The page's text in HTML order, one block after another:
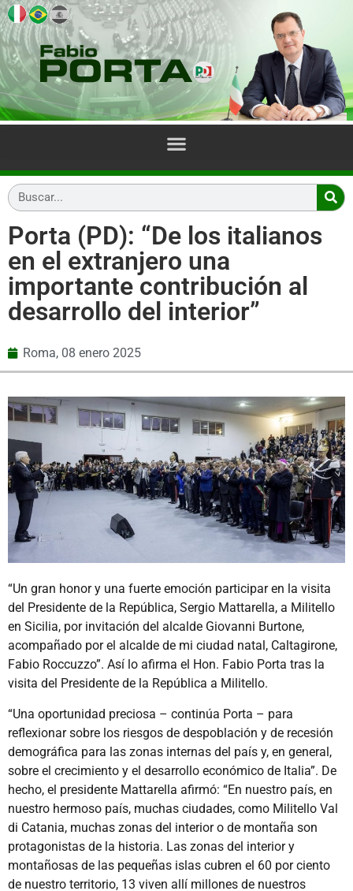
Porta (PD): “De los italianos
en el extranjero una
importante contribución al
desarrollo del interior”
Roma, 08 enero 2025
“Un gran honor y una fuerte emoción participar en la visita
del Presidente de la República, Sergio Mattarella, a Militello
en Sicilia, por invitación del alcalde Giovanni Burtone,
acompañado por el alcalde de mi ciudad natal, Caltagirone,
Fabio Roccuzzo”. Así lo afirma el Hon. Fabio Porta tras la
visita del Presidente de la República a Militello.
“Una oportunidad preciosa – continúa Porta – para
reflexionar sobre los riesgos de despoblación y de recesión
demográfica para las zonas internas del país y, en general,
sobre el crecimiento y el desarrollo económico de Italia”. De
hecho, el presidente Mattarella afirmó: “En nuestro país, en
nuestro hermoso país, muchas ciudades, como Militello Val
di Catania, muchas zonas del interior o de montaña son
protagonistas de la historia. Las zonas del interior y
montañosas de las pequeñas islas cubren el 60 por ciento
de nuestro territorio, 13 viven allí millones de nuestros